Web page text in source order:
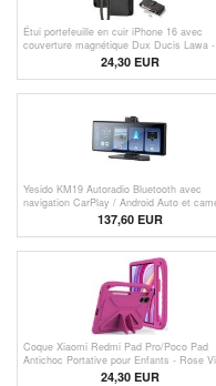
Étui portefeuille en cuir iPhone 16 avec
couverture magnétique Dux Ducis Lawa -
24,30 EUR
Yesido KM19 Autoradio Bluetooth avec
navigation CarPlay / Android Auto et
137,60EUR
Coque Xiaomi Redmi Pad Pro/Poco Pad
Antichoc Portative pour Enfants - Rose
24,30 EUR